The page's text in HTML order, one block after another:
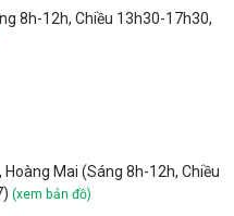
8h-12h, Chiều 13h30-17h30,
Mai (Sáng 8h-12h, Chiều
(xem bản đồ)